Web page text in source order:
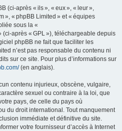
(ci-après « ils », « eux », « leur »,
», « phpBB Limited » et « équipes
sous la «
(ci-après « GPL »), téléchargeable depuis
phpBB ne fait que faciliter les
n’est pas responsable du contenu ni
sur ce site. Pour plus d’informations sur
(en anglais).
contenu injurieux, obscène, vulgaire,
sexuel ou contraire à la loi, que
pays, de celle du pays où
du droit international. Tout manquement
immédiate et définitive du site.
votre fournisseur d’accès à Internet